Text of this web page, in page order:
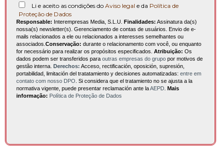
Li e aceito as condições do Aviso legal e da Política de
Proteção de Dados
Responsable: Interempresas Media, S.L.U. Finalidades: Assinatura da(s)
nossa(s) newsletter(s). Gerenciamento de contas de usuários. Envio de e-
mails relacionados a ele ou relacionados a interesses semelhantes ou
associados. Conservação: durante o relacionamento com você, ou enquanto
for necessário para realizar os propósitos especificados. Atribuição: Os
dados podem ser transferidos para outras empresas do grupo por motivos de
gestão interna. Derechos: Acceso, rectificación, oposición, supresión,
portabilidad, limitación del tratatamiento y decisiones automatizadas: entre em
contato com nosso DPO . Si considera que el tratamiento no se ajusta a la
normativa vigente, puede presentar reclamación ante laAEPD Mais
informação: Política de Proteção de Dados